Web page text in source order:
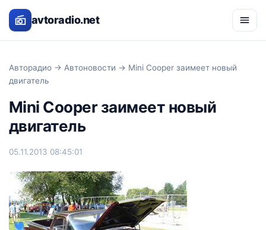
avtoradio.net
Авторадио → Автоновости → Mini Cooper заимеет новый
двигатель
Mini Cooper заимеет новый
двигатель
05.11.2013 08:45:01